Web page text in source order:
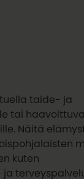
taide- ja
tai
Näitä
kuten